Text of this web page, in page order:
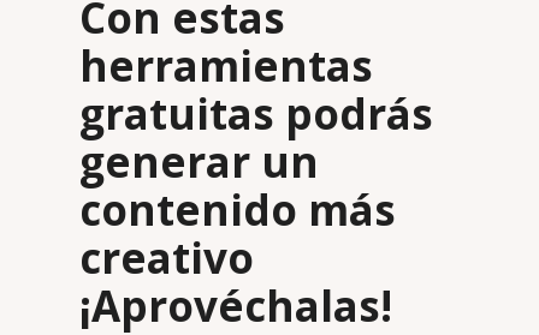
Con estas
herramientas
gratuitas podrás
generar un
contenido más
creativo
¡Aprovéchalas!